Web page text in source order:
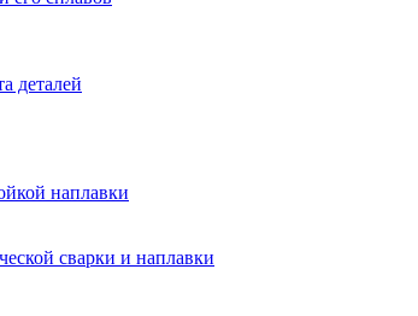
деталей
наплавки
сварки и наплавки